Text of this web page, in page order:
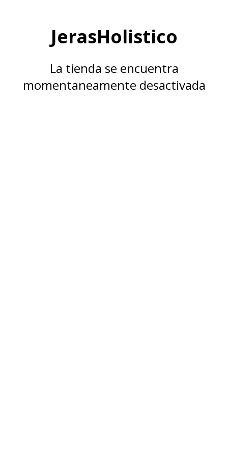
JerasHolistico
La tienda se encuentra
momentaneamente desactivada